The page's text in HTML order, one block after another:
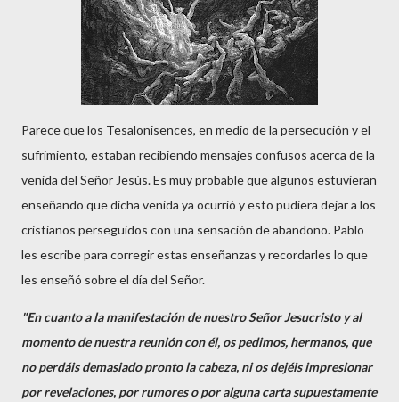
Parece que los Tesalonisences, en medio de la persecución y el
sufrimiento, estaban recibiendo mensajes confusos acerca de la
venida del Señor Jesús. Es muy probable que algunos estuvieran
enseñando que dicha venida ya ocurrió y esto pudiera dejar a los
cristianos perseguidos con una sensación de abandono. Pablo
les escribe para corregir estas enseñanzas y recordarles lo que
les enseñó sobre el día del Señor.
"En cuanto a la manifestación de nuestro Señor Jesucristo y al
momento de nuestra reunión con él, os pedimos, hermanos, que
no perdáis demasiado pronto la cabeza, ni os dejéis impresionar
por revelaciones, por rumores o por alguna carta supuestamente